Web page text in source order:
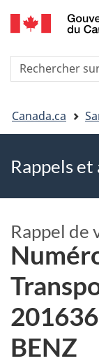
Vous
êtes
ici
Canada.ca
Rappels
Rappel de
BENZ